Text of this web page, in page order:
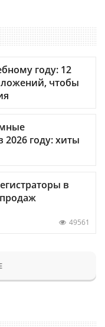
году: 12
чтобы
2026 году: хиты
в
49561